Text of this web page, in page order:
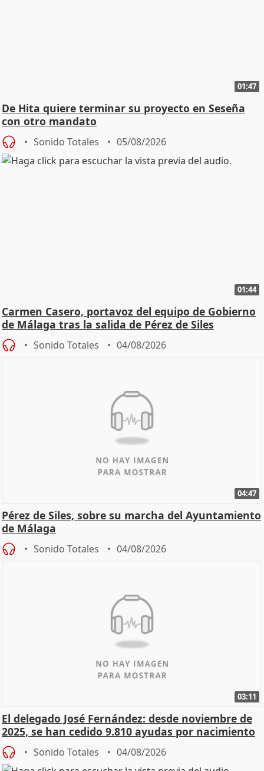
01:47
De Hita quiere terminar su proyecto en Seseña
con otro mandato
Sonido Totales 05/08/2026
01:44
Carmen Casero, portavoz del equipo de Gobierno
de Málaga tras la salida de Pérez de Siles
Sonido Totales 04/08/2026
04:47
Pérez de Siles, sobre su marcha del Ayuntamiento
de Málaga
Sonido Totales 04/08/2026
03:11
El delegado José Fernández: desde noviembre de
2025, se han cedido 9.810 ayudas por nacimiento
Sonido Totales 04/08/2026